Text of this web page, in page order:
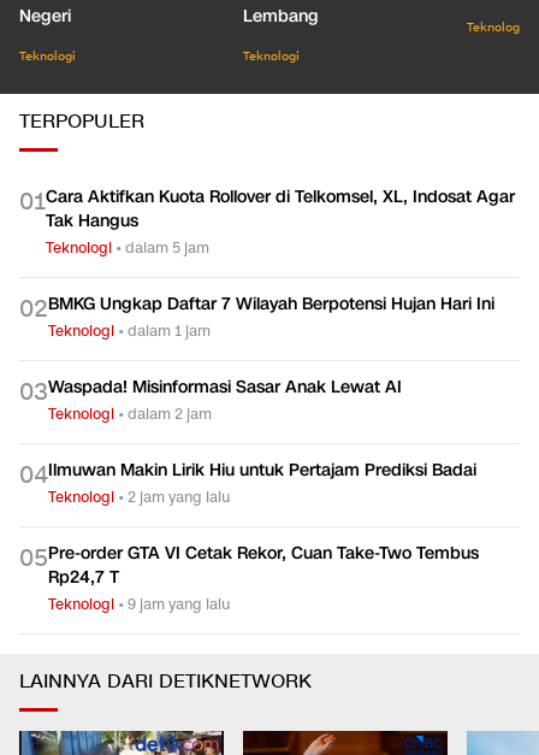
Negeri
Teknologi
Lembang
Teknologi
Teknologi
TERPOPULER
01Cara Aktifkan Kuota Rollover di Telkomsel, XL, Indosat Agar
Tak Hangus
Teknologi •dalam 5 jam
02BMKG Ungkap Daftar 7 Wilayah Berpotensi Hujan Hari Ini
Teknologi •dalam 1 jam
03Waspada! Misinformasi Sasar Anak Lewat AI
Teknologi •dalam 2 jam
04Ilmuwan Makin Lirik Hiu untuk Pertajam Prediksi Badai
Teknologi •2 jam yang lalu
05Pre-order GTA VI Cetak Rekor, Cuan Take-Two Tembus
Rp24,7 T
Teknologi •9 jam yang lalu
LAINNYA DARI DETIKNETWORK